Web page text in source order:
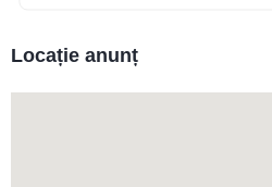
Locație anunț